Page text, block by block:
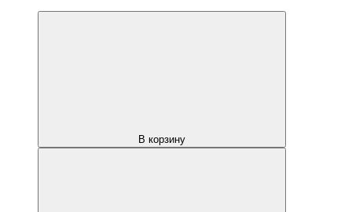
В корзину